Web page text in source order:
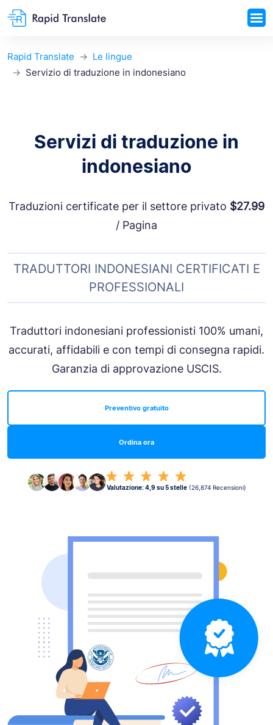
Rapid Translate
Le lingue
Servizio di traduzione in indonesiano
Servizi di traduzione in
indonesiano
Traduzioni certificate per il settore privato $27.99
/ Pagina
TRADUTTORI INDONESIANI CERTIFICATI E
PROFESSIONALI
Traduttori indonesiani professionisti 100% umani,
accurati, affidabili e con tempi di consegna rapidi.
Garanzia di approvazione USCIS.
Ordina ora
Preventivo gratuito
Valutazione: 4,9 su 5 stelle (26,874 Recensioni)